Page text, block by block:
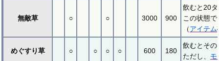
無敵草 ○ ○ 3000 900
飲むと20
この状態
（アイテム
めぐすり草 ○ ○ ○ ○ 600 180
飲むとその
ただし、 モ